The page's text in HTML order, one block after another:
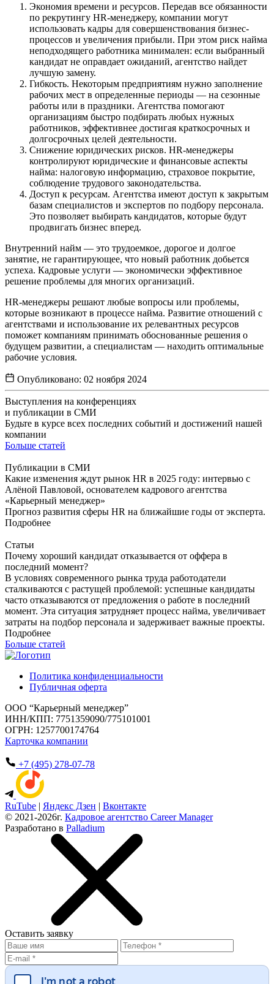
Экономия времени и ресурсов. Передав все обязанности
по рекрутингу HR-менеджеру, компании могут
использовать кадры для совершенствования бизнес-
процессов и увеличения прибыли. При этом риск найма
неподходящего работника минимален: если выбранный
кандидат не оправдает ожиданий, агентство найдет
лучшую замену.
Гибкость. Некоторым предприятиям нужно заполнение
рабочих мест в определенные периоды — на сезонные
работы или в праздники. Агентства помогают
организациям быстро подбирать любых нужных
работников, эффективнее достигая краткосрочных и
долгосрочных целей деятельности.
Снижение юридических рисков. HR-менеджеры
контролируют юридические и финансовые аспекты
найма: налоговую информацию, страховое покрытие,
соблюдение трудового законодательства.
Доступ к ресурсам. Агентства имеют доступ к закрытым
базам специалистов и экспертов по подбору персонала.
Это позволяет выбирать кандидатов, которые будут
продвигать бизнес вперед.
Внутренний найм — это трудоемкое, дорогое и долгое
занятие, не гарантирующее, что новый работник добьется
успеха. Кадровые услуги — экономически эффективное
решение проблемы для многих организаций.
HR-менеджеры решают любые вопросы или проблемы,
которые возникают в процессе найма. Развитие отношений с
агентствами и использование их релевантных ресурсов
поможет компаниям принимать обоснованные решения о
будущем развитии, а специалистам — находить оптимальные
рабочие условия.
Опубликовано: 02 ноября 2024
Выступления на конференциях
и публикации в СМИ
Будьте в курсе всех последних событий и достижений нашей
компании
Больше статей
Публикации в СМИ
Какие изменения ждут рынок HR в 2025 году: интервью с
Алёной Павловой, основателем кадрового агентства
«Карьерный менеджер»
Прогноз развития сферы HR на ближайшие годы от эксперта.
Подробнее
Статьи
Почему хороший кандидат отказывается от оффера в
последний момент?
В условиях современного рынка труда работодатели
сталкиваются с растущей проблемой: успешные кандидаты
часто отказываются от предложения о работе в последний
момент. Эта ситуация затрудняет процесс найма, увеличивает
затраты на подбор персонала и задерживает важные проекты.
Подробнее
Больше статей
Политика конфиденциальности
Публичная оферта
ООО “Карьерный менеджер”
ИНН/КПП: 7751359090/775101001
ОГРН: 1257700174764
Карточка компании
+7 (495) 278-07-78
RuTube | Яндекс Дзен | Вконтакте
© 2021-2026г. Кадровое агентство Career Manager
Разработано в Palladium
Оставить заявку